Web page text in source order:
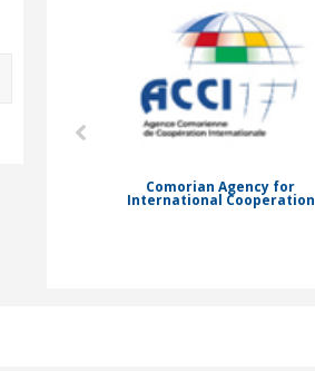
Comorian Agency for
International Cooperation